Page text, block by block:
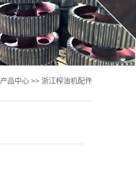
产品中心 >> 浙江榨油机配件